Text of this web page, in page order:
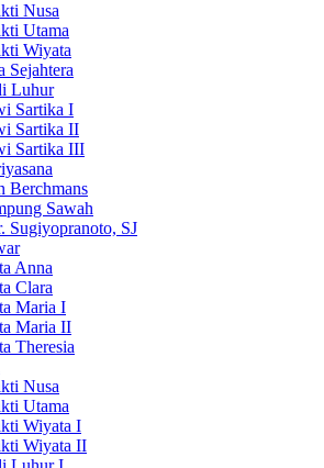
Nusa
Utama
Wiyata
Sejahtera
Luhur
Sartika I
Sartika II
Sartika III
Berchmans
Sawah
Sugiyopranoto, SJ
Anna
Clara
Maria I
Maria II
Theresia
Nusa
Utama
Wiyata I
Wiyata II